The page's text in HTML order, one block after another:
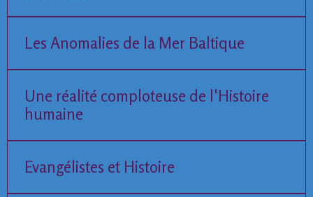
Les Anomalies de la Mer Baltique
Une réalité comploteuse de l'Histoire
humaine
Evangélistes et Histoire